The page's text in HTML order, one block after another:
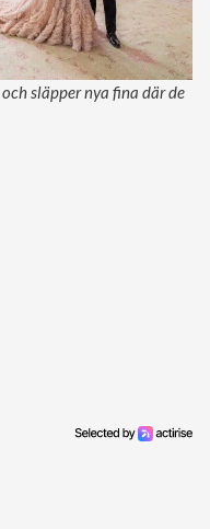
släpper nya fina där de